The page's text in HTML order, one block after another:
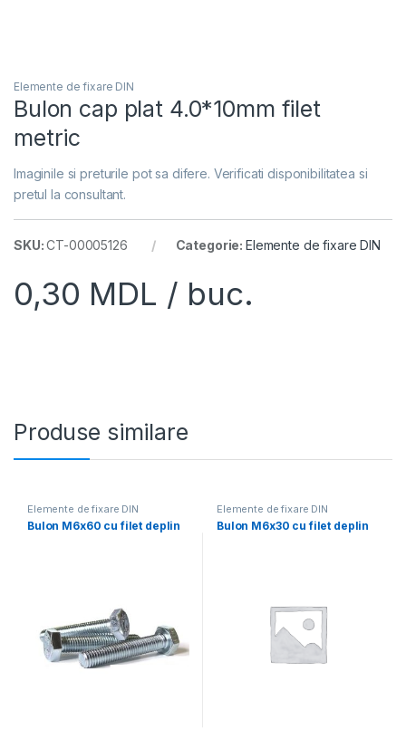
Elemente de fixare DIN
Bulon cap plat 4.0*10mm filet
metric
Imaginile si preturile pot sa difere. Verificati disponibilitatea si
pretul la consultant.
SKU:CT-00005126 Categorie: Elemente de fixare DIN
0,30 MDL / buc.
Produse similare
Elemente de fixare DIN
Bulon M6x60 cu filet deplin
Elemente de fixare DIN
Bulon M6x30 cu filet deplin